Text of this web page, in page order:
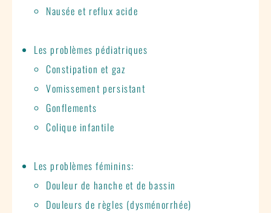
Nausée et reflux acide
Les problèmes pédiatriques
Constipation et gaz
Vomissement persistant
Gonflements
Colique infantile
Les problèmes féminins:
Douleur de hanche et de bassin
Douleurs de règles (dysménorrhée)